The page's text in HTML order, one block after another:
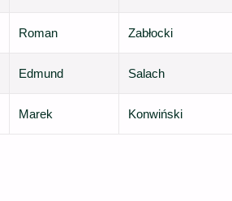
Roman Zabłocki
Edmund Salach
Marek Konwiński